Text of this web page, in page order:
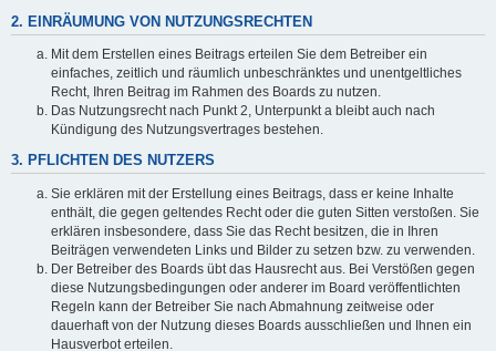
2. EINRÄUMUNG VON NUTZUNGSRECHTEN
Mit dem Erstellen eines Beitrags erteilen Sie dem Betreiber ein
einfaches, zeitlich und räumlich unbeschränktes und unentgeltliches
Recht, Ihren Beitrag im Rahmen des Boards zu nutzen.
Das Nutzungsrecht nach Punkt 2, Unterpunkt a bleibt auch nach
Kündigung des Nutzungsvertrages bestehen.
3. PFLICHTEN DES NUTZERS
Sie erklären mit der Erstellung eines Beitrags, dass er keine Inhalte
enthält, die gegen geltendes Recht oder die guten Sitten verstoßen. Sie
erklären insbesondere, dass Sie das Recht besitzen, die in Ihren
Beiträgen verwendeten Links und Bilder zu setzen bzw. zu verwenden.
Der Betreiber des Boards übt das Hausrecht aus. Bei Verstößen gegen
diese Nutzungsbedingungen oder anderer im Board veröffentlichten
Regeln kann der Betreiber Sie nach Abmahnung zeitweise oder
dauerhaft von der Nutzung dieses Boards ausschließen und Ihnen ein
Hausverbot erteilen.